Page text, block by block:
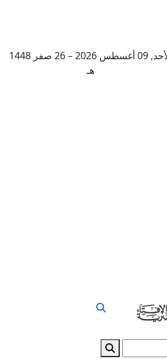
الأحد, 09 أغسطس 2026 – 26 صفر 1448
هـ